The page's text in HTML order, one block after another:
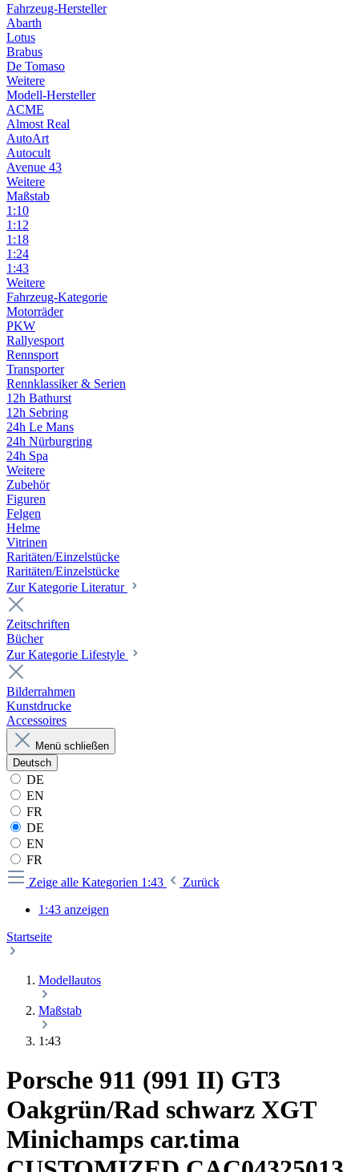
Fahrzeug-Hersteller
Abarth
Lotus
Brabus
De Tomaso
Weitere
Modell-Hersteller
ACME
Almost Real
AutoArt
Autocult
Avenue 43
Weitere
Maßstab
1:10
1:12
1:18
1:24
1:43
Weitere
Fahrzeug-Kategorie
Motorräder
PKW
Rallyesport
Rennsport
Transporter
Rennklassiker & Serien
12h Bathurst
12h Sebring
24h Le Mans
24h Nürburgring
24h Spa
Weitere
Zubehör
Figuren
Felgen
Helme
Vitrinen
Raritäten/Einzelstücke
Raritäten/Einzelstücke
Zur Kategorie Literatur
Zeitschriften
Bücher
Zur Kategorie Lifestyle
Bilderrahmen
Kunstdrucke
Accessoires
Menü schließen
Deutsch
DE
EN
FR
DE
EN
FR
Zeige alle Kategorien 1:43
Zurück
1:43 anzeigen
Startseite
Modellautos
Maßstab
1:43
Porsche 911 (991 II) GT3
Oakgrün/Rad schwarz XGT
Minichamps car.tima